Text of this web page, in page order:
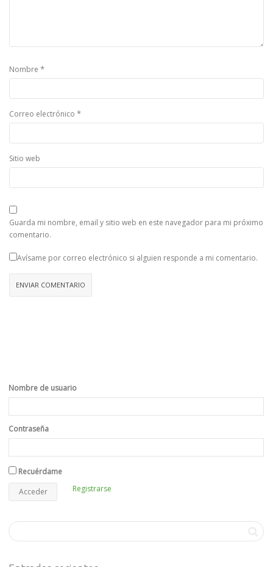
Nombre *
Correo electrónico *
Sitio web
Guarda mi nombre, email y sitio web en este navegador para mi próximo
comentario.
Avísame por correo electrónico si alguien responde a mi comentario.
Nombre de usuario
Contraseña
Recuérdame
Registrarse